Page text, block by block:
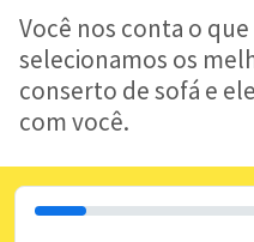
Você nos conta o
selecionamos os
conserto de sofá e
com você.